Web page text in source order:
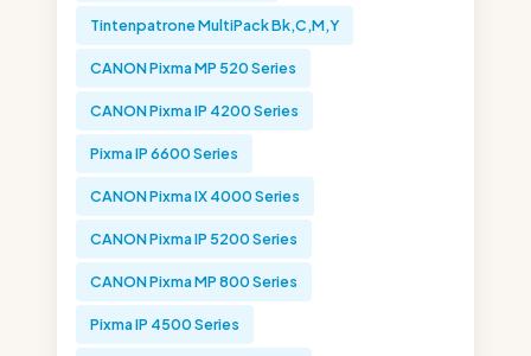
Tintenpatrone MultiPack Bk,C,M,Y
CANON Pixma MP 520 Series
CANON Pixma IP 4200 Series
Pixma IP 6600 Series
CANON Pixma IX 4000 Series
CANON Pixma IP 5200 Series
CANON Pixma MP 800 Series
Pixma IP 4500 Series